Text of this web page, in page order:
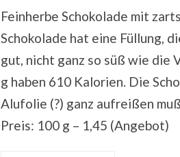
Feinherbe Schokolade mit
Schokolade hat eine Füllung,
gut, nicht ganz so süß wie die
g haben 610 Kalorien. Die
Alufolie (?) ganz aufreißen
Preis: 100 g – 1,45 (Angebot)